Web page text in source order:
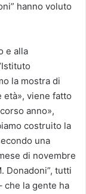
hanno voluto
e alla
la mostra di
viene fatto
anno»,
costruito la
una
di novembre
Donadoni”, tutti
che la gente ha